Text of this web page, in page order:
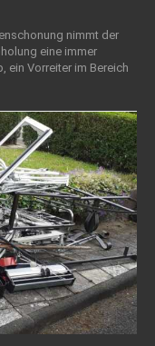
nimmt der
eine immer
ein Vorreiter im Bereich